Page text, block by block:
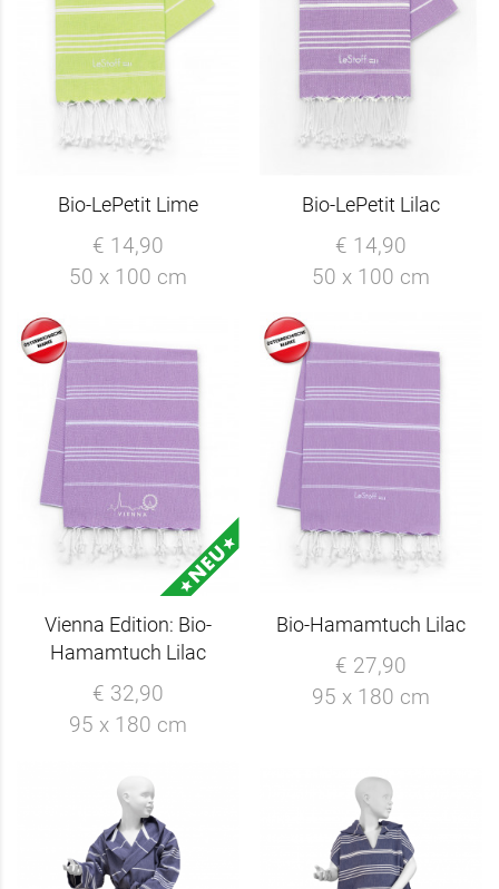
Bio-LePetit Lime
€ 14,90
50 x 100 cm
Bio-LePetit Lilac
€ 14,90
50 x 100 cm
Vienna Edition: Bio-
Hamamtuch Lilac
€ 32,90
95 x 180 cm
Bio-Hamamtuch Lilac
€ 27,90
95 x 180 cm